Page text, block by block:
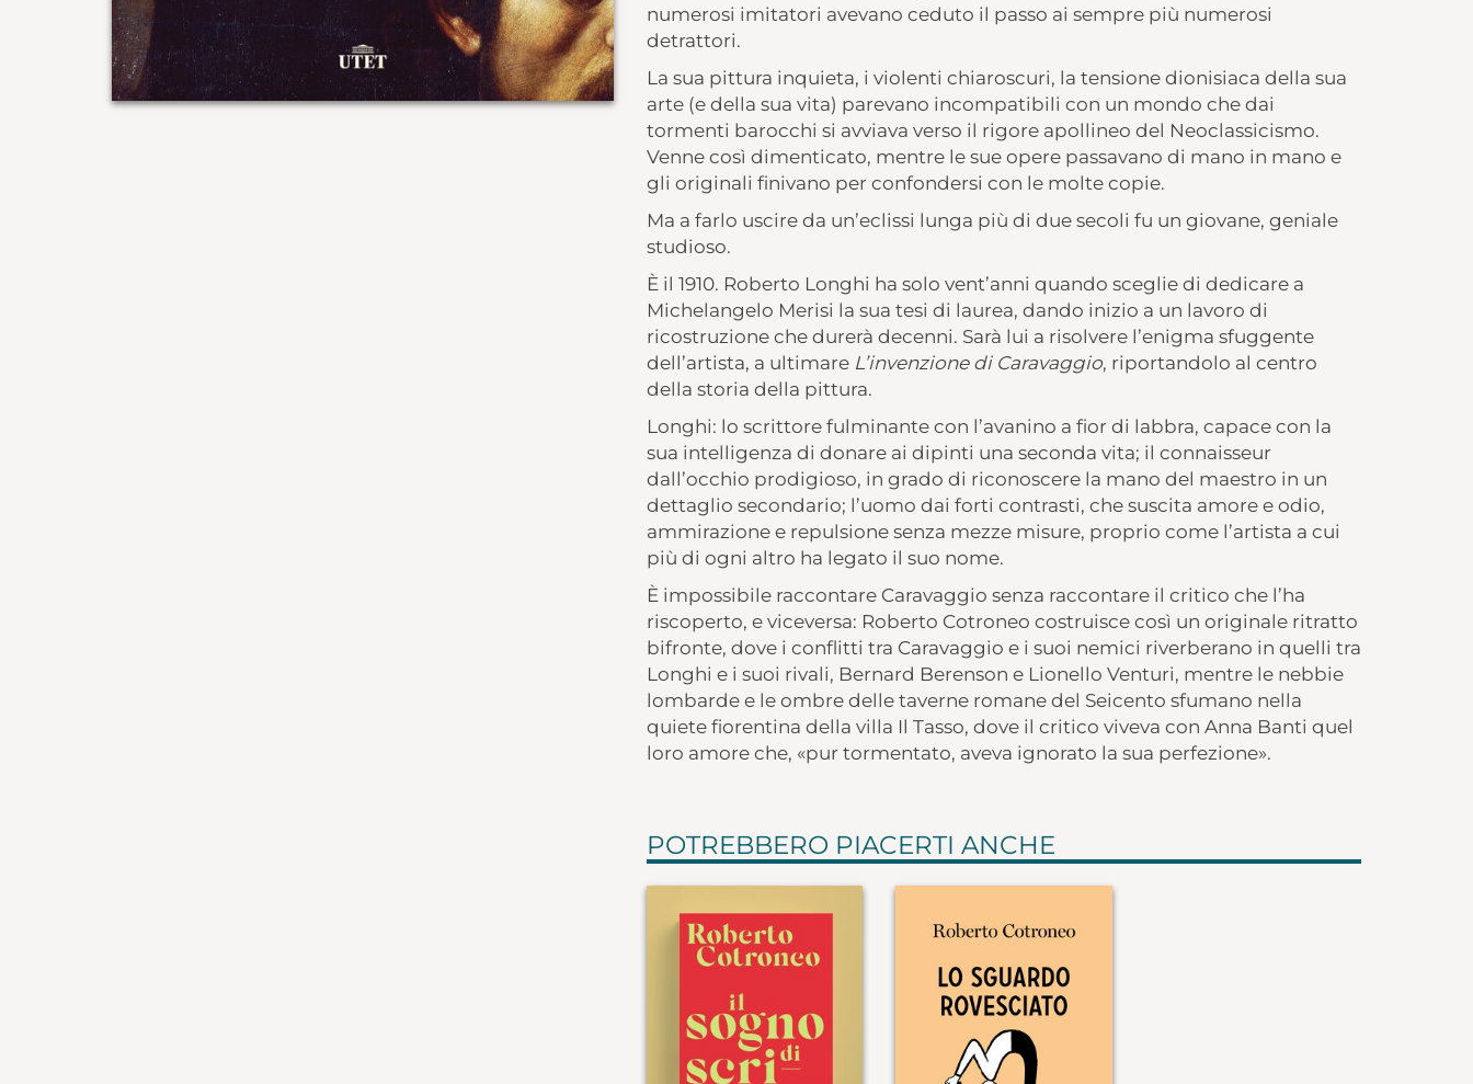
numerosi imitatori avevano ceduto il passo ai sempre più numerosi
detrattori.
La sua pittura inquieta, i violenti chiaroscuri, la tensione dionisiaca della sua
arte (e della sua vita) parevano incompatibili con un mondo che dai
tormenti barocchi si avviava verso il rigore apollineo del Neoclassicismo.
Venne così dimenticato, mentre le sue opere passavano di mano in mano e
gli originali finivano per confondersi con le molte copie.
Ma a farlo uscire da un’eclissi lunga più di due secoli fu un giovane, geniale
studioso.
È il 1910. Roberto Longhi ha solo vent’anni quando sceglie di dedicare a
Michelangelo Merisi la sua tesi di laurea, dando inizio a un lavoro di
ricostruzione che durerà decenni. Sarà lui a risolvere l’enigma sfuggente
dell’artista, a ultimare L’invenzione di Caravaggio, riportandolo al centro
della storia della pittura.
Longhi: lo scrittore fulminante con l’avanino a fior di labbra, capace con la
sua intelligenza di donare ai dipinti una seconda vita; il connaisseur
dall’occhio prodigioso, in grado di riconoscere la mano del maestro in un
dettaglio secondario; l’uomo dai forti contrasti, che suscita amore e odio,
ammirazione e repulsione senza mezze misure, proprio come l’artista a cui
più di ogni altro ha legato il suo nome.
È impossibile raccontare Caravaggio senza raccontare il critico che l’ha
riscoperto, e viceversa: Roberto Cotroneo costruisce così un originale ritratto
bifronte, dove i conflitti tra Caravaggio e i suoi nemici riverberano in quelli tra
Longhi e i suoi rivali, Bernard Berenson e Lionello Venturi, mentre le nebbie
lombarde e le ombre delle taverne romane del Seicento sfumano nella
quiete fiorentina della villa Il Tasso, dove il critico viveva con Anna Banti quel
loro amore che, «pur tormentato, aveva ignorato la sua perfezione».
POTREBBERO PIACERTI ANCHE